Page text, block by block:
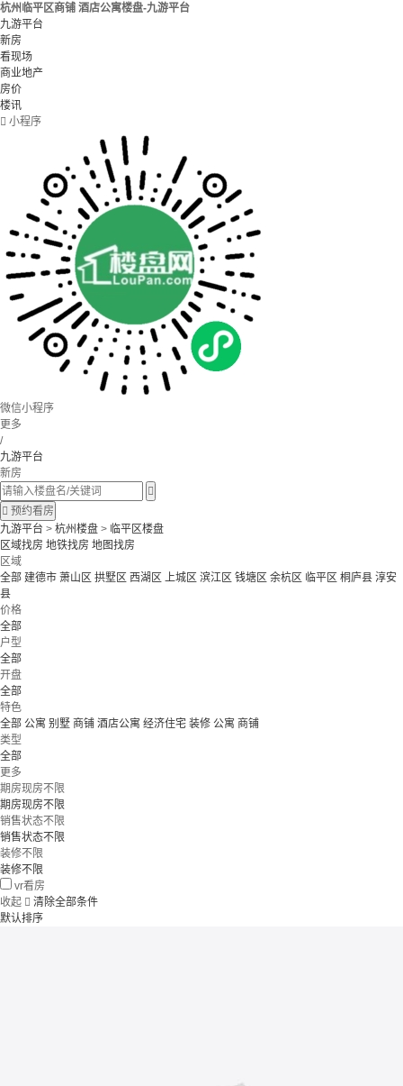
杭州临平区商铺 酒店公寓楼盘-九游平台
九游平台
新房
看现场
商业地产
房价
楼讯
 小程序
微信小程序
更多
/
九游平台
新房

 预约看房
九游平台 > 杭州楼盘 > 临平区楼盘
区域找房 地铁找房 地图找房
区域
全部 建德市 萧山区 拱墅区 西湖区 上城区 滨江区 钱塘区 余杭区 临平区 桐庐县 淳安
县
价格
全部
户型
全部
开盘
全部
特色
全部 公寓 别墅 商铺 酒店公寓 经济住宅 装修 公寓 商铺
类型
全部
更多
期房现房不限
期房现房不限
销售状态不限
销售状态不限
装修不限
装修不限
vr看房
收起  清除全部条件
默认排序